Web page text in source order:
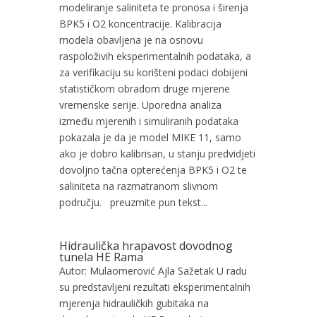
modeliranje saliniteta te pronosa i širenja
BPK5 i O2 koncentracije. Kalibracija
modela obavljena je na osnovu
raspoloživih eksperimentalnih podataka, a
za verifikaciju su korišteni podaci dobijeni
statističkom obradom druge mjerene
vremenske serije. Uporedna analiza
između mjerenih i simuliranih podataka
pokazala je da je model MIKE 11, samo
ako je dobro kalibrisan, u stanju predvidjeti
dovoljno tačna opterećenja BPK5 i O2 te
saliniteta na razmatranom slivnom
području. preuzmite pun tekst...
Hidraulička hrapavost dovodnog
tunela HE Rama
Autor: Mulaomerović Ajla Sažetak U radu
su predstavljeni rezultati eksperimentalnih
mjerenja hidrauličkih gubitaka na